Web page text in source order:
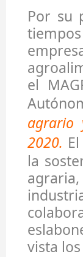
Por su
el
agrario
2020.
la
vista